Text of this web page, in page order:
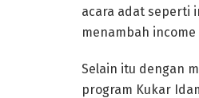
acara adat seperti
menambah
Selain itu dengan
program Kukar